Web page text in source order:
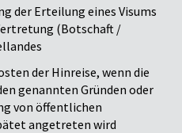
der Erteilung eines Visums
(Botschaft /
der Hinreise, wenn die
genannten Gründen oder
von öffentlichen
angetreten wird